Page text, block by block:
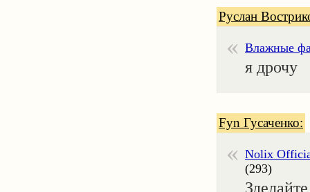
Руслан
Влажные
я дрочу
Fyn Гусаченко:
Nolix
(293)